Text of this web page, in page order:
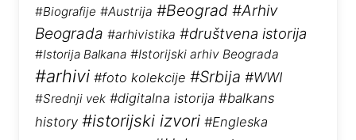
#Biografije #Austrija #Beograd #Arhiv
Beograda #arhivistika #društvena istorija
#Istorija Balkana #Istorijski arhiv Beograda
#arhivi #foto kolekcije #Srbija #WWI
#Srednji vek #digitalna istorija #balkans
history #istorijski izvori #Engleska